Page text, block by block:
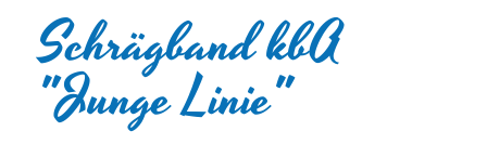
Schrägband kbA
"Junge Linie"